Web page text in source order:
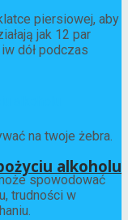
alkoholu
piersiowej, aby
jak 12 par
dół podczas
na twoje żebra.
spowodować
trudności w